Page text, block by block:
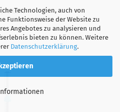
Technologien, auch von
Funktionsweise der Website zu
Angebotes zu analysieren und
bieten zu können. Weitere
Datenschutzerklärung.
EUR